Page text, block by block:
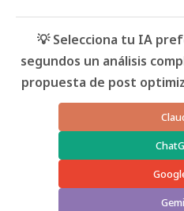
💡 Selecciona tu IA
segundos un análisis
propuesta de post